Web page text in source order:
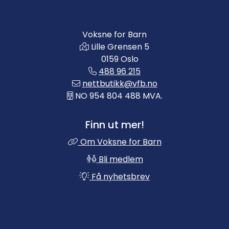
Voksne for Barn
Lille Grensen 5
0159 Oslo
488 96 215
nettbutikk@vfb.no
NO 954 804 488 MVA.
Finn ut mer!
Om Voksne for Barn
Bli medlem
Få nyhetsbrev